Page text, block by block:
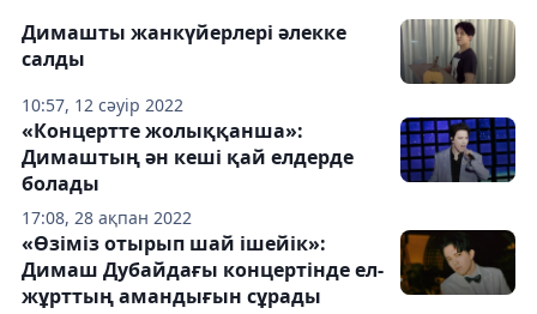
10:57, 12 сәуір 2022
Димашты жанкүйерлері әлекке
салды
17:08, 28 ақпан 2022
«Концертте жолыққанша»:
Димаштың ән кеші қай елдерде
болады
«Өзіміз отырып шай ішейік»:
Димаш Дубайдағы концертінде ел-
жұрттың амандығын сұрады